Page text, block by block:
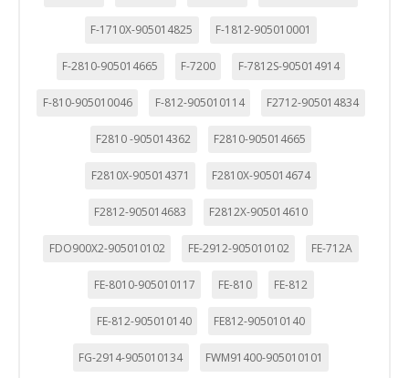
F-1710X-905014825 F-1812-905010001
F-2810-905014665 F-7200 F-7812S-905014914
F-810-905010046 F-812-905010114 F2712-905014834
F2810 -905014362 F2810-905014665
F2810X-905014371 F2810X-905014674
F2812-905014683 F2812X-905014610
FDO900X2-905010102 FE-2912-905010102 FE-712A
FE-8010-905010117 FE-810 FE-812
FE-812-905010140 FE812-905010140
FG-2914-905010134 FWM91400-905010101
dispositivo de Internet.
_evAd, _evCoupon, _evSubscription, _evPromt
GUARDAR CONFIGURACIÓN
consultar nuestrapolítica de cookies